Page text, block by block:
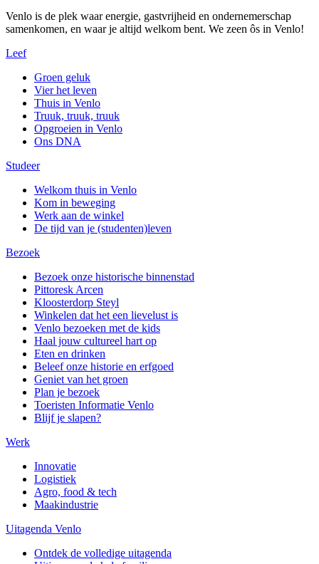
Venlo is de plek waar energie, gastvrijheid en ondernemerschap
samenkomen, en waar je altijd welkom bent. We zeen ôs in Venlo!
Leef
Groen geluk
Vier het leven
Thuis in Venlo
Truuk, truuk, truuk
Opgroeien in Venlo
Ons DNA
Studeer
Welkom thuis in Venlo
Kom in beweging
Werk aan de winkel
De tijd van je (studenten)leven
Bezoek
Bezoek onze historische binnenstad
Pittoresk Arcen
Kloosterdorp Steyl
Winkelen dat het een lievelust is
Venlo bezoeken met de kids
Haal jouw cultureel hart op
Eten en drinken
Beleef onze historie en erfgoed
Geniet van het groen
Plan je bezoek
Toeristen Informatie Venlo
Blijf je slapen?
Werk
Innovatie
Logistiek
Agro, food & tech
Maakindustrie
Uitagenda Venlo
Ontdek de volledige uitagenda